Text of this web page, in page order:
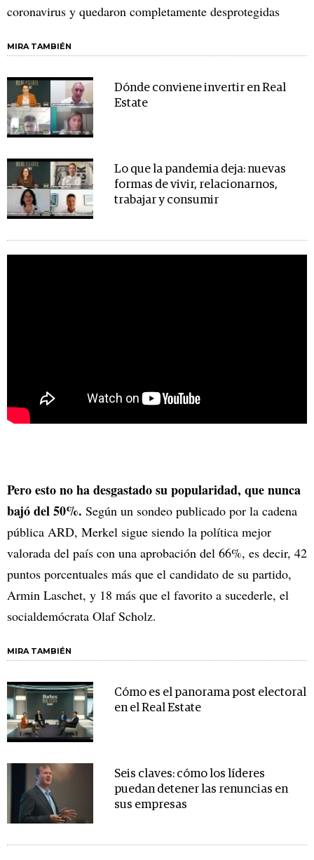
coronavirus y quedaron completamente desprotegidas
MIRA TAMBIÉN
Dónde conviene invertir en Real
Estate
Lo que la pandemia deja: nuevas
formas de vivir, relacionarnos,
trabajar y consumir
Pero esto no ha desgastado su popularidad, que nunca
bajó del 50%. Según un sondeo publicado por la cadena
pública ARD, Merkel sigue siendo la política mejor
valorada del país con una aprobación del 66%, es decir, 42
puntos porcentuales más que el candidato de su partido,
Armin Laschet, y 18 más que el favorito a sucederle, el
socialdemócrata Olaf Scholz.
MIRA TAMBIÉN
Cómo es el panorama post electoral
en el Real Estate
Seis claves: cómo los líderes
puedan detener las renuncias en
sus empresas